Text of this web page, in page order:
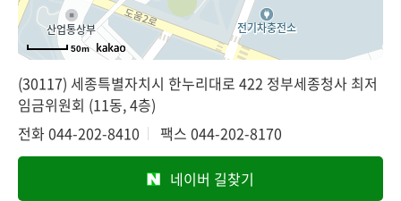
50m
(30117) 세종특별자치시 한누리대로 422 정부세종청사 최저
임금위원회 (11동, 4층)
전화044-202-8410 팩스 044-202-8170
네이버 길찾기